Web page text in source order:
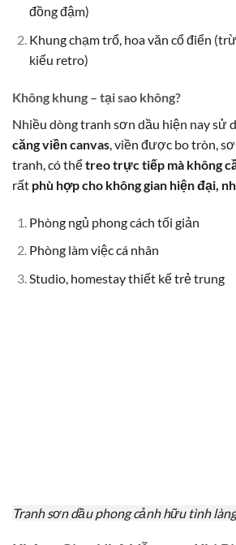
đồng đậm)
Khung chạm trổ, hoa văn cổ điển
kiểu retro)
Không khung – tại sao không?
Nhiều dòng tranh sơn dầu hiện nay sử
căng viền canvas , viền được bo tròn,
tranh, có thểtreo trực tiếp mà không
rất phù hợp cho không gian hiện đại,
Phòng ngủ phong cách tối giản
Phòng làm việc cá nhân
Studio, homestay thiết kế trẻ trung
Tranh sơn dầu phong cảnh hữu tình